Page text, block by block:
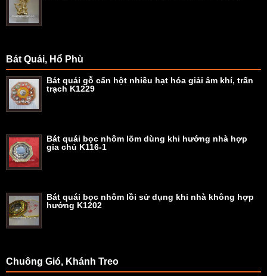
Bát Quái, Hổ Phù
Bát quái gỗ cẩn hột nhiều hạt hóa giải âm khí, trấn
trạch K1229
Bát quái bọc nhôm lõm dùng khi hướng nhà hợp
gia chủ K116-1
Bát quái bọc nhôm lồi sử dụng khi nhà không hợp
hướng K1202
Chuông Gió, Khánh Treo